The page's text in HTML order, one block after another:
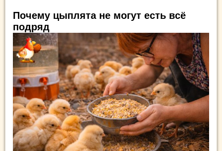
Почему цыплята не могут есть всё
подряд